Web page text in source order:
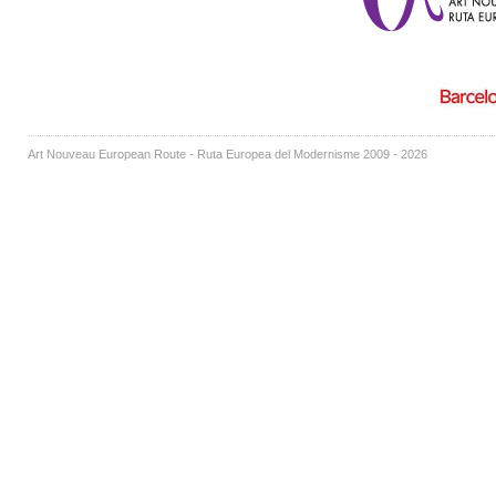
Art Nouveau European Route - Ruta Europea del Modernisme 2009 - 2026